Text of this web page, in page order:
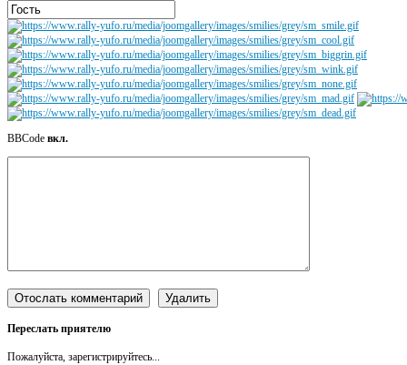
BBCode вкл.
Переслать приятелю
Пожалуйста, зарегистрируйтесь...